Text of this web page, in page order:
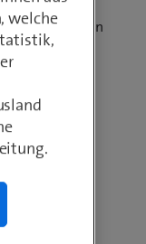
profitieren
von
und
Baubeginn
verlegt
welche